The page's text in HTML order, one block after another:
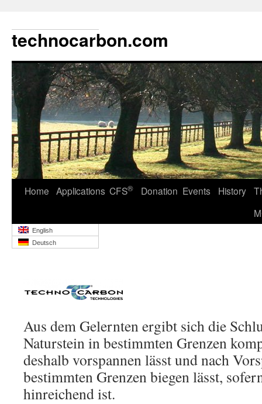
technocarbon.com
Home Applications CFS® Donation Events History
English
Deutsch
Aus dem Gelernten ergibt sich die
Naturstein in bestimmten Grenzen
deshalb vorspannen lässt und nach
bestimmten Grenzen biegen lässt,
hinreichend ist.